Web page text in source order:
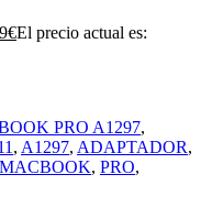
€El precio actual es:
PRO A1297,
, A1297, ADAPTADOR,
MACBOOK, PRO,